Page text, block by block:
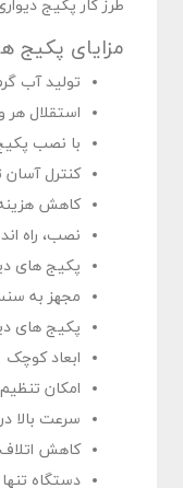
طرز کار پکیج
مزایای پکیج
تولید آب
استقلال هر
با نصب
کنترل
کاهش هزینه
نصب، راه
پکیج های
مجهز به
پکیج های
ابعاد کوچک
امکان
سرعت بالا
کاهش اتلاف
دستگاه